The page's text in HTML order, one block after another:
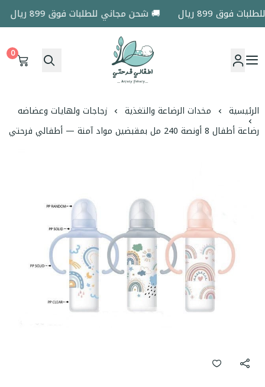
فوق 899 ريال 🚚 شحن مجاني للطلبات فوق 899 ريال
اطفالي فرحتي
0
الرئيسية مخدات الرضاعة والتغذية
زجاجات ولهايات وعضاضه
رضاعة أطفال 8 أونصة 240 مل بمقبضين مواد آمنة — أطفالي فرحتي